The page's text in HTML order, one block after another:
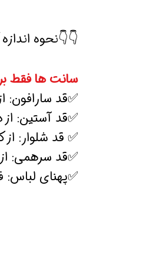
👇👇نحوه
سانت ها فقط
✅قد سارافون:
✅قد آستین:
✅ قد شلوار: از
✅قد سرهمی:
✅پهنای لباس: